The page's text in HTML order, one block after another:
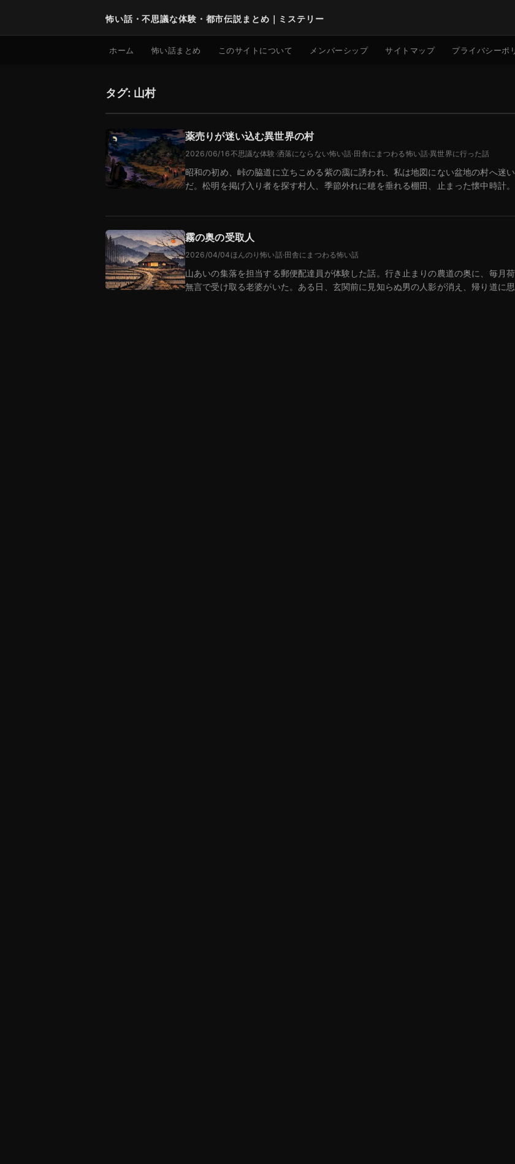
怖い話・不思議な体験・都市伝説まとめ｜ミステリー
ホーム 怖い話まとめ このサイトについて メンバーシップ サイトマップ プライバシーポ
タグ: 山村
薬売りが迷い込む異世界の村
2026/06/16不思議な体験 ·洒落にならない怖い話·田舎にまつわる怖い話·異世界に行った話
昭和の初め、峠の脇道に立ちこめる紫の靄に誘われ、私は地図にない盆地の村へ迷
だ。松明を掲げ入り者を探す村人、季節外れに穂を垂れる棚田、止まった懐中時計
霧の奥の受取人
2026/04/04ほんのり怖い話·田舎にまつわる怖い話
山あいの集落を担当する郵便配達員が体験した話。行き止まりの農道の奥に、毎月
無言で受け取る老婆がいた。ある日、玄関前に見知らぬ男の人影が消え、帰り道に